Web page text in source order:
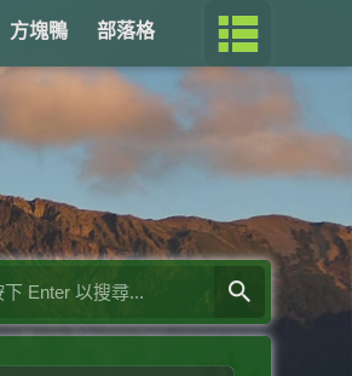
方塊鴨 部落格